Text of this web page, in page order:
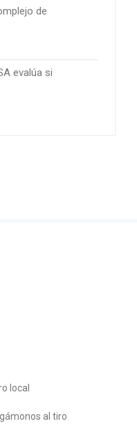
de
evalúa si
local
al tiro